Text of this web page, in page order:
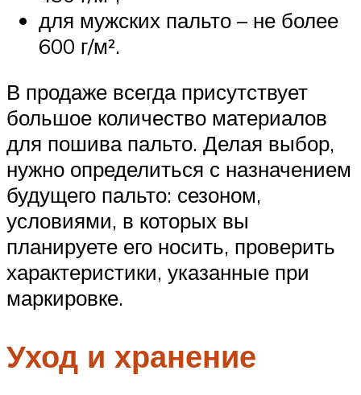
для мужских пальто – не более
600 г/м².
В продаже всегда присутствует
большое количество материалов
для пошива пальто. Делая выбор,
нужно определиться с назначением
будущего пальто: сезоном,
условиями, в которых вы
планируете его носить, проверить
характеристики, указанные при
маркировке.
Уход и хранение